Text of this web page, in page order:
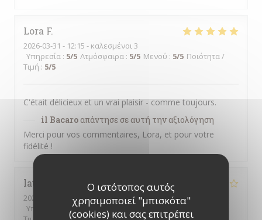
Ο ιστότοπος αυτός
χρησιμοποιεί "μπισκότα"
(cookies) και σας επιτρέπει
Lora F
2026-03-31 - 12:15 - καλεσμένοι 3
Υπηρεσία : 5/5 Ατμόσφαιρα : 5/5 Μενού : 5/5 Ποιότητα /
Τιμή : 5/5
C'était délicieux et un vrai plaisir - comme toujours.
il Bacaroαπάντησε σε αυτή την αξιολόγηση
Merci pour vos commentaires, Lora, et pour votre
fidélité !
laurence
2026-03-13
- 21:00 - καλεσμένοι 2
Υπηρεσία
/5 Ατμόσφαιρα Μενού /5